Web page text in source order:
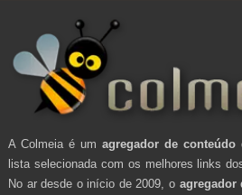
A Colmeia é um agregador de conteúdo
lista selecionada com os melhores links
No ar desde o início de 2009, o agregador